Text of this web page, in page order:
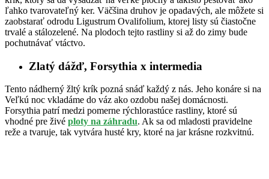
ľahko tvarovateľný ker. Väčšina druhov je opadavých, ale môžete si
zaobstarať odrodu Ligustrum Ovalifolium, ktorej listy sú čiastočne
trvalé a stálozelené. Na plodoch tejto rastliny si až do zimy bude
pochutnávať vtáctvo.
Zlatý dážď, Forsythia x intermedia
Tento nádherný žltý krík pozná snáď každý z nás. Jeho konáre si na
Veľkú noc vkladáme do váz ako ozdobu našej domácnosti.
Forsythia patrí medzi pomerne rýchlorastúce rastliny, ktoré sú
vhodné pre živé ploty na záhradu. Ak sa od mladosti pravidelne
reže a tvaruje, tak vytvára husté kry, ktoré na jar krásne rozkvitnú.